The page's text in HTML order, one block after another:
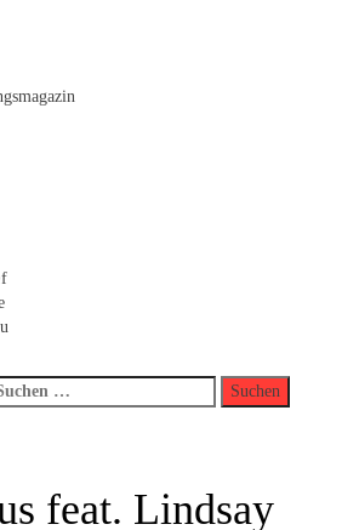
feat. Lindsay